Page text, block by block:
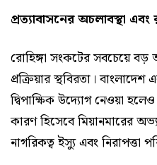
প্রত্যাবাসনের অচলাবস্থা
রোহিঙ্গা সংকটের সবচেয়ে বড়
প্রক্রিয়ার স্থবিরতা।
দ্বিপাক্ষিক উদ্যোগ নেওয়া
কারণ হিসেবে মিয়ানমারের
নাগরিকত্ব ইস্যু এবং নিরাপত্তা